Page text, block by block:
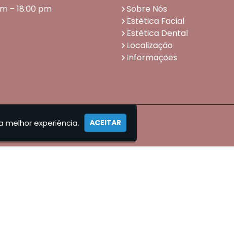
– 18:00 pm
Sobre Nós
Estética Facial
Estética Dental
Localização
Informações
melhor experiência. ACEITAR